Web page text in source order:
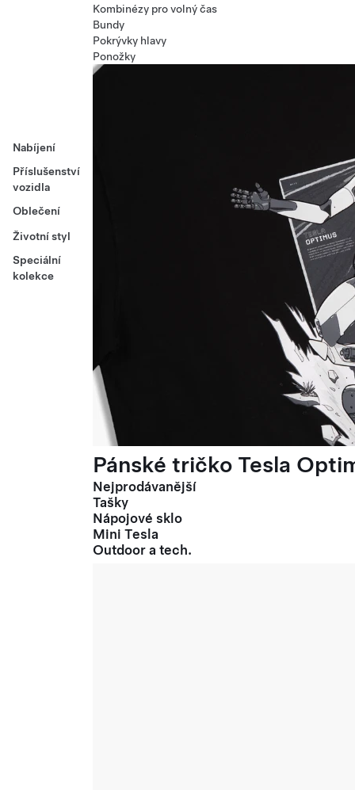
Nabíjení
Příslušenství
vozidla
Oblečení
Životní styl
Speciální
kolekce
Kombinézy pro volný čas
Bundy
Pokrývky hlavy
Ponožky
Pánské tričko Tesla
Nejprodávanější
Tašky
Nápojové sklo
Mini Tesla
Outdoor a tech.